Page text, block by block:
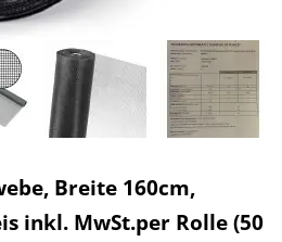
Breite 160cm,
inkl. MwSt.per Rolle (50